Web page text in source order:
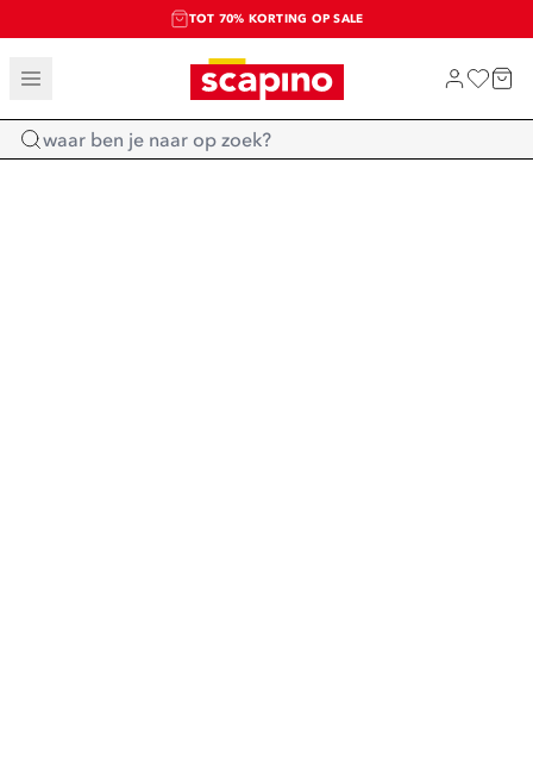
TOT 70% KORTING OP SALE
SALE: LAATSTE KANS!
SHOP NIEUW
Home